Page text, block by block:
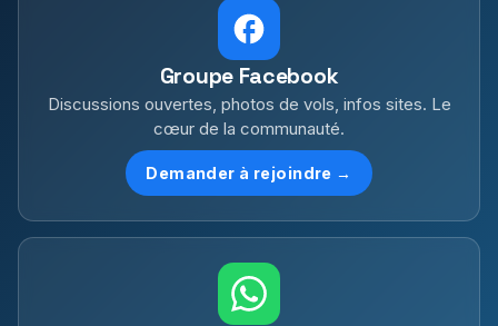
Groupe Facebook
Discussions ouvertes, photos de vols, infos sites. Le
cœur de la communauté.
Demander à rejoindre →